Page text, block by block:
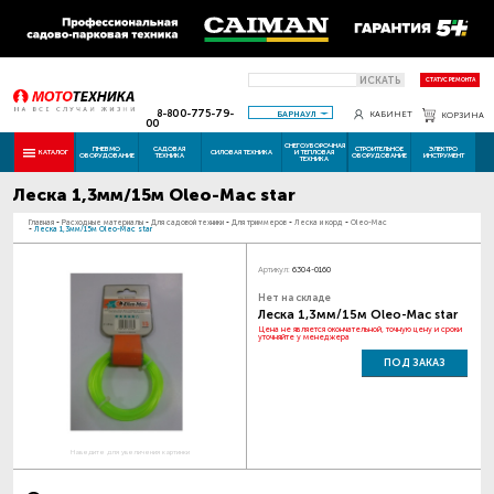
ИСКАТЬ СТАТУС РЕМОНТА
8-800-775-79-
00
БАРНАУЛ КАБИНЕТ КОРЗИНА
КАТАЛОГ ПНЕВМО
ОБОРУДОВАНИЕ
САДОВАЯ
ТЕХНИКА СИЛОВАЯ ТЕХНИКА
СНЕГОУБОРОЧНАЯ
И ТЕПЛОВАЯ
ТЕХНИКА
СТРОИТЕЛЬНОЕ
ОБОРУДОВАНИЕ
ЭЛЕКТРО
ИНСТРУМЕНТ
Леска 1,3мм/15м Oleo-Мac star
Главная - Расходные материалы - Для садовой техники - Для триммеров - Леска и корд - Oleo-Mac
- Леска 1,3мм/15м Oleo-Мac star
Наведите для увеличения картинки
Артикул: 6304-0160
Нет на складе
Леска 1,3мм/15м Oleo-Мac star
Цена не является окончательной, точную цену и сроки
уточняйте у менеджера
ПОД ЗАКАЗ